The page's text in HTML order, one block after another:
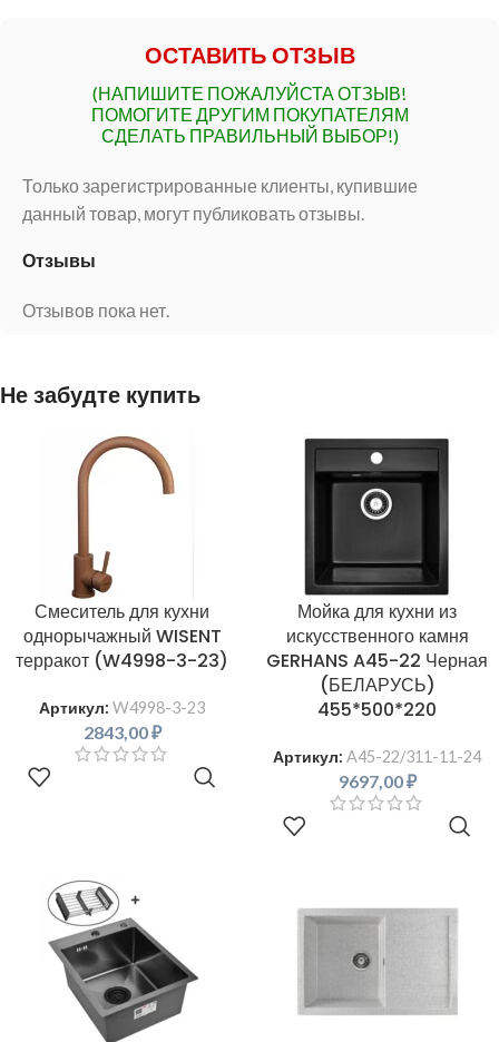
ОСТАВИТЬ ОТЗЫВ
(НАПИШИТЕ ПОЖАЛУЙСТА ОТЗЫВ!
ПОМОГИТЕ ДРУГИМ ПОКУПАТЕЛЯМ
СДЕЛАТЬ ПРАВИЛЬНЫЙ ВЫБОР!)
Отзывы
Отзывов пока нет.
Только зарегистрированные клиенты, купившие
данный товар, могут публиковать отзывы.
Не забудте купить
Смеситель для кухни
однорычажный WISENT
терракот (W4998-3-23)
Артикул: W4998-3-23
2843,00₽
Мойка для кухни из
искусственного камня
GERHANS A45-22 Черная
(БЕЛАРУСЬ)
455*500*220
Артикул: A45-22/311-11-24
9697,00₽